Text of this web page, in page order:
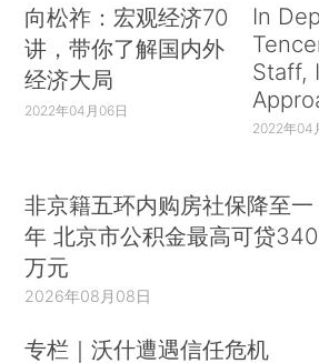
向松祚：宏观经济70
讲，带你了解国内外
经济大局
2022年04月06日
In
Staff,
2022年04
非京籍五环内购房社保降至一
年 北京市公积金最高可贷340
万元
2026年08月08日
专栏｜沃什遭遇信任危机